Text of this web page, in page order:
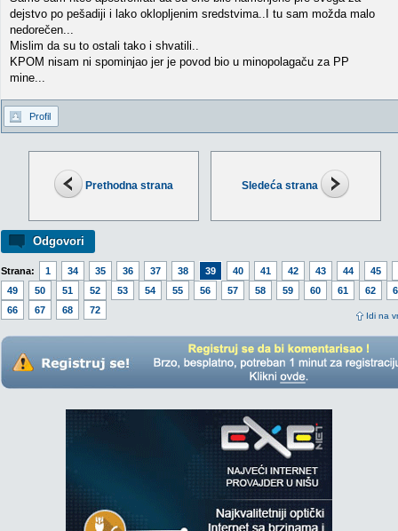
Prethodna strana Sledeća strana
Odgovori
Strana: 1 34 35 36 37 38 39 40 41 42 43 44
45
49
50 51 52 53 54 55 56 57 58 59 60 61 62
66
67 68 72
Idi na
dejstvo po pešadiji i lako oklopljenim sredstvima..I tu sam možda malo
nedorečen...
Mislim da su to ostali tako i shvatili..
KPOM nisam ni spominjao jer je povod bio u minopolagaču za PP
mine...
Profil